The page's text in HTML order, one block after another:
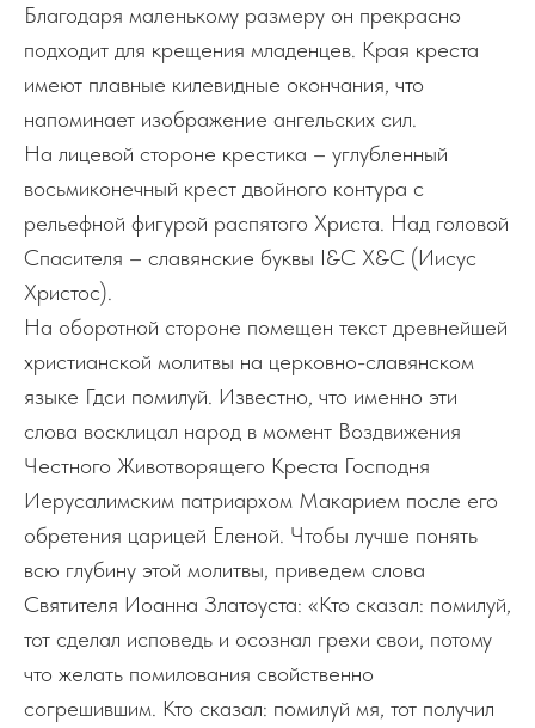
Благодаря маленькому размеру он прекрасно
подходит для крещения младенцев. Края креста
имеют плавные килевидные окончания, что
напоминает изображение ангельских сил.
На лицевой стороне крестика – углубленный
восьмиконечный крест двойного контура с
рельефной фигурой распятого Христа. Над головой
Спасителя – славянские буквы І&С Х&С (Иисус
Христос).
На оборотной стороне помещен текст древнейшей
христианской молитвы на церковно-славянском
языке Гдcи помилуй. Известно, что именно эти
слова восклицал народ в момент Воздвижения
Честного Животворящего Креста Господня
Иерусалимским патриархом Макарием после его
обретения царицей Еленой. Чтобы лучше понять
всю глубину этой молитвы, приведем слова
Святителя Иоанна Златоуста: «Кто сказал: помилуй,
тот сделал исповедь и осознал грехи свои, потому
что желать помилования свойственно
согрешившим. Кто сказал: помилуй мя, тот получил